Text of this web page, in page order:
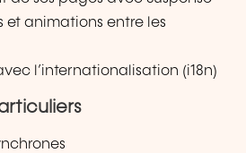
et animations entre les
l’internationalisation (i18n)